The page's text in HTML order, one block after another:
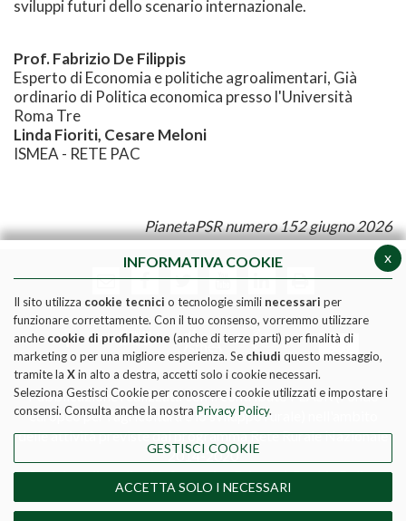
sviluppi futuri dello scenario internazionale.
Prof. Fabrizio De Filippis
Esperto di Economia e politiche agroalimentari, Già
ordinario di Politica economica presso l'Università
Roma Tre
Linda Fioriti, Cesare Meloni
ISMEA - RETE PAC
PianetaPSR numero 152 giugno 2026
Pubblicazione realizzata con il contributo FEASR (Fondo
europeo per l'agricoltura e lo sviluppo rurale) nell'ambito
delle attività previste dal programma Rete Rurale Nazionale
2014-2020
Social media policy|Informativa Privacy|Cookie Policy
DIRETTORE RESPONSABILE - MATTEO TAGLIAPIETRA
REGISTRAZIONE TRIBUNALE DI ROMA N. 190/2011 del
x
INFORMATIVA COOKIE
Il sito utilizza cookie tecnici o tecnologie simili necessari per
funzionare correttamente. Con il tuo consenso, vorremmo utilizzare
anche cookie di profilazione (anche di terze parti) per finalità di
marketing o per una migliore esperienza. Se chiudi questo messaggio,
tramite la Xin alto a destra, accetti solo i cookie necessari.
Seleziona Gestisci Cookie per conoscere i cookie utilizzati e impostare i
consensi. Consulta anche la nostra Privacy Policy.
GESTISCI COOKIE
ACCETTA SOLO I NECESSARI